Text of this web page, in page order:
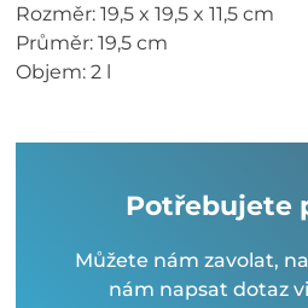
Rozměr: 19,5 x 19,5 x 11,5 cm
Průměr: 19,5 cm
Objem: 2 l
Potřebujete
Můžete nám zavolat,
nám napsat dotaz